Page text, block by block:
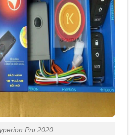
Pro 2020